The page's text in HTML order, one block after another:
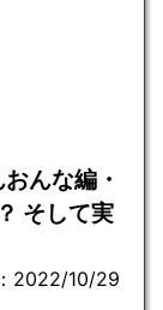
んな編・
そして実
2022/10/29